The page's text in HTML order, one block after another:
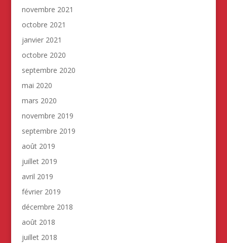
novembre 2021
octobre 2021
janvier 2021
octobre 2020
septembre 2020
mai 2020
mars 2020
novembre 2019
septembre 2019
août 2019
juillet 2019
avril 2019
février 2019
décembre 2018
août 2018
juillet 2018